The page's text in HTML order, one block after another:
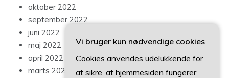
oktober 2022
september 2022
juni 2022
maj 2022
april 2022
marts 2022
Vi bruger kun nødvendige cookies
Cookies anvendes udelukkende for
at sikre, at hjemmesiden fungerer